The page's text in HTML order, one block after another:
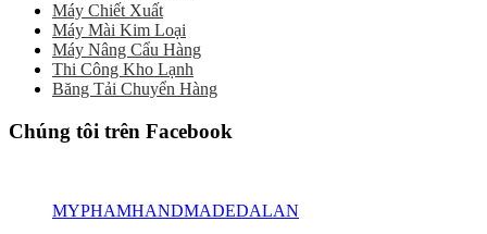
Máy Chiết Xuất
Máy Mài Kim Loại
Máy Nâng Cẩu Hàng
Thi Công Kho Lạnh
Băng Tải Chuyển Hàng
Chúng tôi trên Facebook
MYPHAMHANDMADEDALAN